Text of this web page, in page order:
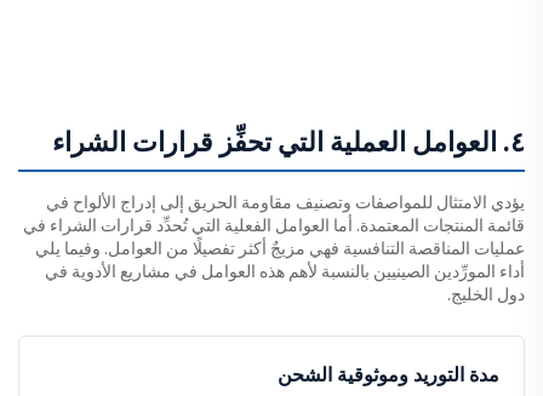
٤. العوامل العملية التي تحفِّز قرارات الشراء
يؤدي الامتثال للمواصفات وتصنيف مقاومة الحريق إلى إدراج الألواح في
قائمة المنتجات المعتمدة. أما العوامل الفعلية التي تُحدِّد قرارات الشراء في
عمليات المناقصة التنافسية فهي مزيجٌ أكثر تفصيلًا من العوامل. وفيما يلي
أداء المورِّدين الصينيين بالنسبة لأهم هذه العوامل في مشاريع الأدوية في
دول الخليج.
مدة التوريد وموثوقية الشحن